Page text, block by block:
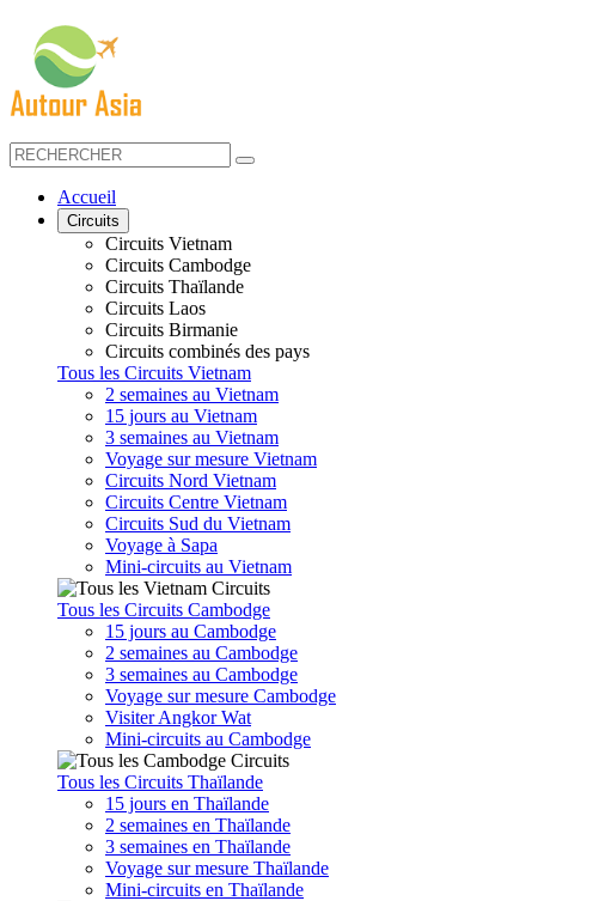
Accueil
Circuits
Circuits Vietnam
Circuits Cambodge
Circuits Thaïlande
Circuits Laos
Circuits Birmanie
Circuits combinés des pays
Tous les Circuits Vietnam
2 semaines au Vietnam
15 jours au Vietnam
3 semaines au Vietnam
Voyage sur mesure Vietnam
Circuits Nord Vietnam
Circuits Centre Vietnam
Circuits Sud du Vietnam
Voyage à Sapa
Mini-circuits au Vietnam
Tous les Circuits Cambodge
15 jours au Cambodge
2 semaines au Cambodge
3 semaines au Cambodge
Voyage sur mesure Cambodge
Visiter Angkor Wat
Mini-circuits au Cambodge
Tous les Circuits Thaïlande
15 jours en Thaïlande
2 semaines en Thaïlande
3 semaines en Thaïlande
Voyage sur mesure Thaïlande
Mini-circuits en Thaïlande